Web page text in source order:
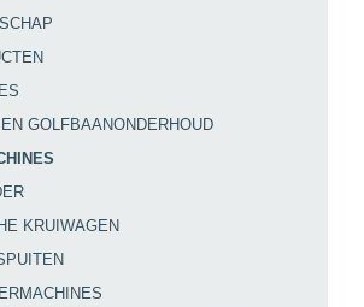
GOLFBAANONDERHOUD
KRUIWAGEN